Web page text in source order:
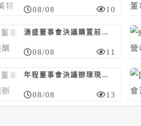
08/08 10
湧盛董事會決議購置前鎮科技產業園區廠房，計6381萬元
08/08 11
年程董事會決議辦理現增案、上限300萬股，暫訂每股20~35元
08/08 13